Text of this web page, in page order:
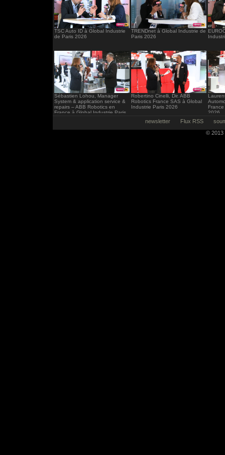
TSC Auto ID à Global Industrie
de Paris 2026
TRENDnet à Global Industrie de
Paris 2026
Sébastien Lohou, Manager
System & application service &
repairs – ABB Robotics en
France à Global Industrie Paris
Robertino Cinelli, Dir. ABB
Robotics France SAS à Global
Industrie Paris 2026
2026
newsletter Flux RSS
© 2013